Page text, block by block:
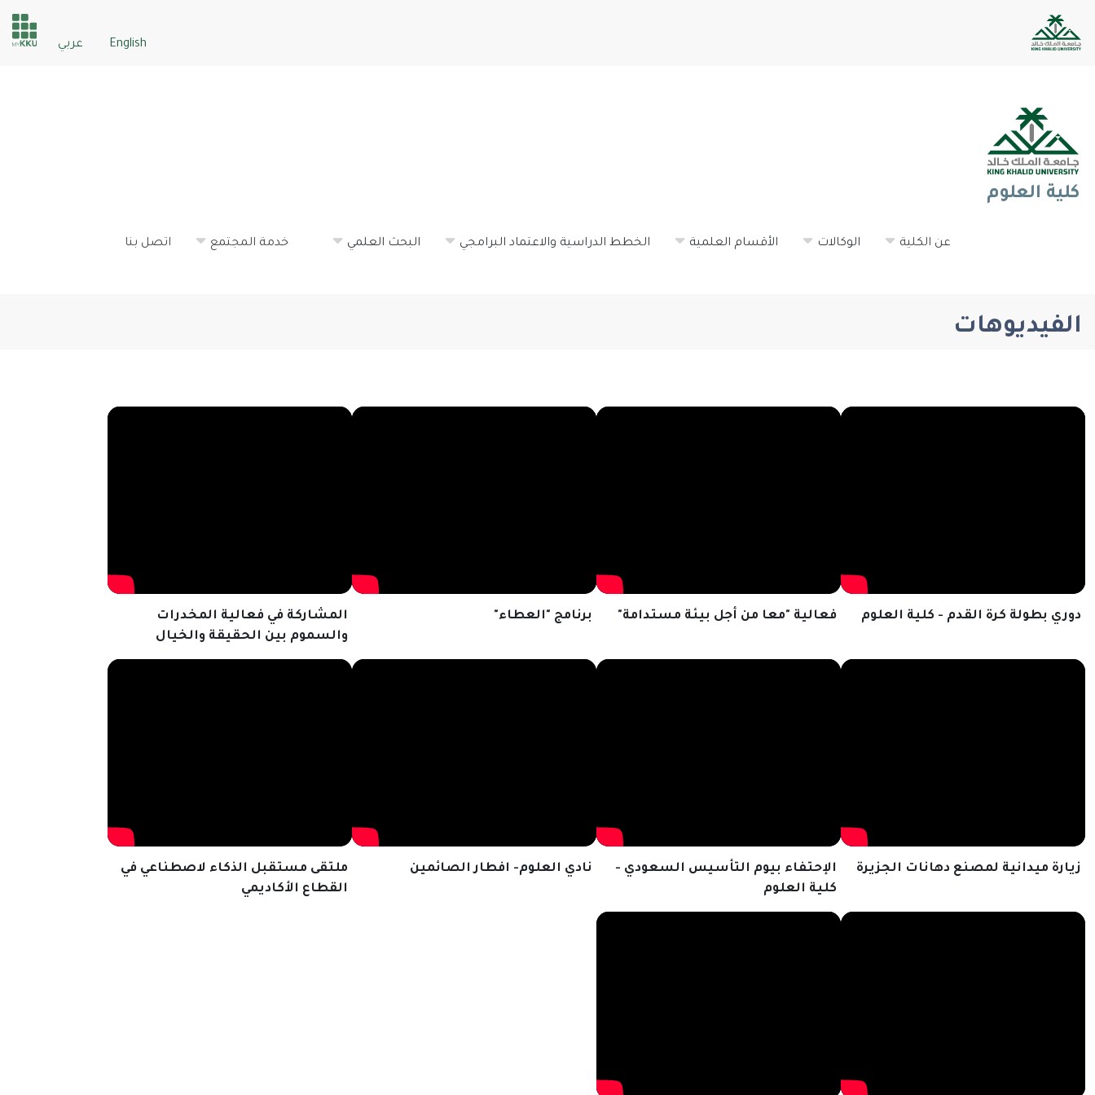
English عربي
كلية العلوم
عن الكلية الوكالات الأقسام العلمية الخطط الدراسية والاعتماد البرامجي البحث العلمي خدمة المجتمع اتصل بنا
الفيديوهات
دوري بطولة كرة القدم - كلية العلوم فعالية "معا من أجل بيئة مستدامة" برنامج "العطاء"
المشاركة في فعالية المخدرات
والسموم بين الحقيقة والخيال
زيارة ميدانية لمصنع دهانات الجزيرة
الإحتفاء بيوم التأسيس السعودي -
كلية العلوم
نادي العلوم- افطار الصائمين
ملتقى مستقبل الذكاء لاصطناعي في
القطاع الأكاديمي